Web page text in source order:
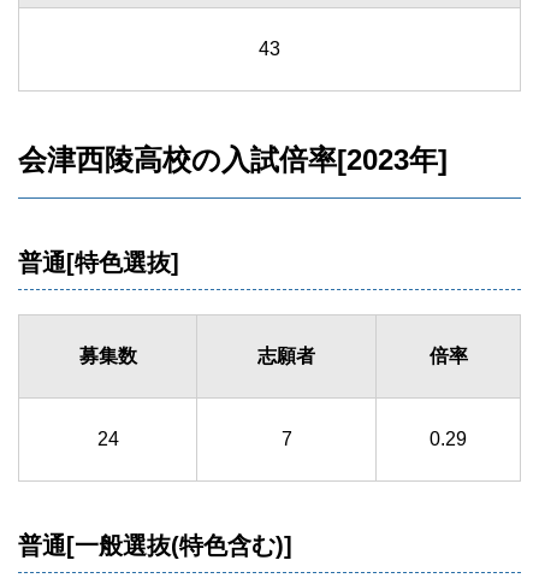
43
会津西陵高校の入試倍率[2023年]
普通[特色選抜]
募集数 志願者 倍率
24 7 0.29
普通[一般選抜(特色含む)]